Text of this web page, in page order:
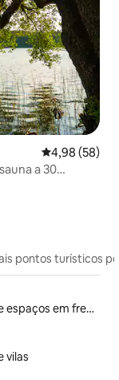
4,98 de uma
4,98 (58)
a 30
pontos turísticos
Aluguéis de espaços em frente à praia
vilas